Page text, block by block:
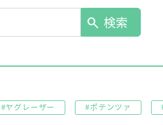
search 検索
#ヤグレーザー #ポテンツァ